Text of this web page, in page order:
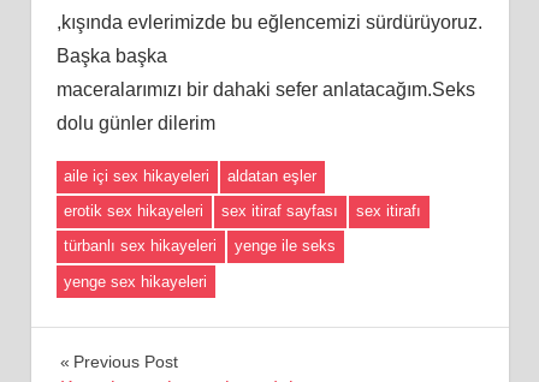
,kışında evlerimizde bu eğlencemizi sürdürüyoruz.
Başka başka
maceralarımızı bir dahaki sefer anlatacağım.Seks
dolu günler dilerim
aile içi sex hikayeleri
aldatan eşler
erotik sex hikayeleri
sex itiraf sayfası
sex itirafı
türbanlı sex hikayeleri
yenge ile seks
yenge sex hikayeleri
Yazı
Previous Post